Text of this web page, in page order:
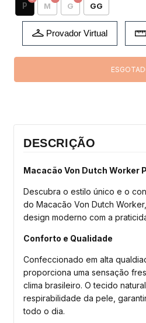
P M G GG
Provador Virtual
DESCRIÇÃO
Macacão Von Dutch Worker
Descubra o estilo único e o
do Macacão Von Dutch
design moderno com a
Conforto e Qualidade
Confeccionado em alta
proporciona uma sensação
clima brasileiro. O tecido
respirabilidade da pele,
todo o dia.